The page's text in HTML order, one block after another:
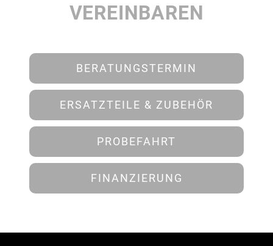
VEREINBAREN
BERATUNGSTERMIN
ERSATZTEILE & ZUBEHÖR
PROBEFAHRT
FINANZIERUNG